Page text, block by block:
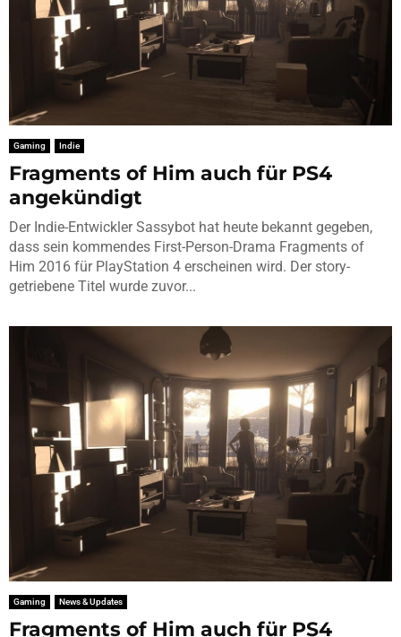
Gaming Indie
Fragments of Him auch für PS4
angekündigt
Der Indie-Entwickler Sassybot hat heute bekannt gegeben,
dass sein kommendes First-Person-Drama Fragments of
Him 2016 für PlayStation 4 erscheinen wird. Der story-
getriebene Titel wurde zuvor...
Gaming News & Updates
Fragments of Him auch für PS4